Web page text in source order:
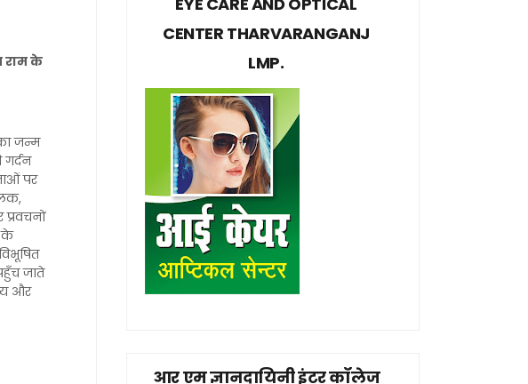
राम के
जन्म
पर
के
जाते
और
CENTER THARVARANGANJ
LMP.
आर एम ज्ञानदायिनी इंटर कॉलेज